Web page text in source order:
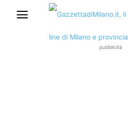
pubblicità